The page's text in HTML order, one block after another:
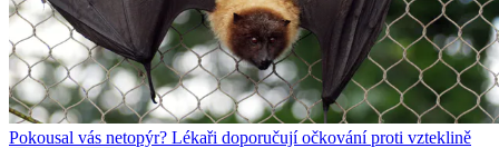
Pokousal vás netopýr? Lékaři doporučují očkování proti vzteklině